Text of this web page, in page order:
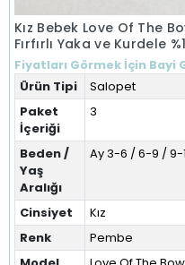
Kız Bebek Love Of The
Fırfırlı Yaka ve Kurdele
Fiyatları Görmek İçin Bayi
Ürün Tipi
Salopet
Paket
İçeriği
3
Beden /
Yaş
Aralığı
Ay 3-6 / 6-9 / 9-
Cinsiyet
Kız
Renk
Pembe